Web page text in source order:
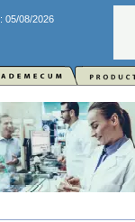
05/08/2026